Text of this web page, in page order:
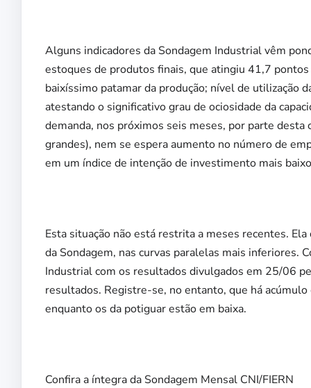
Alguns indicadores da Sondagem Industrial vêm
estoques de produtos finais, que atingiu 41,7
baixíssimo patamar da produção; nível de utilização
atestando o significativo grau de ociosidade da
demanda, nos próximos seis meses, por parte
grandes), nem se espera aumento no número de
em um índice de intenção de investimento mais
Esta situação não está restrita a meses recentes.
da Sondagem, nas curvas paralelas mais inferiores.
Industrial com os resultados divulgados em 25/06
resultados. Registre-se, no entanto, que há
enquanto os da potiguar estão em baixa.
Confira a íntegra da Sondagem Mensal CNI/FIERN